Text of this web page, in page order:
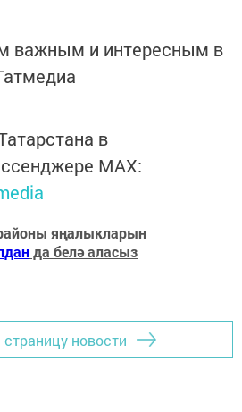
важным и интересным в
в
MАХ:
яңалыкларын
да белә аласыз
страницу новости